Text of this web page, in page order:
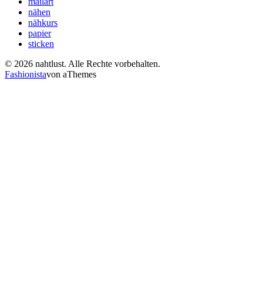
nähen
nähkurs
papier
sticken
© 2026 nahtlust. Alle Rechte vorbehalten.
Fashionistavon aThemes